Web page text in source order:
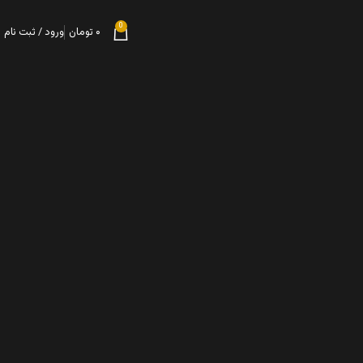
0 ۰ تومان ورود / ثبت نام